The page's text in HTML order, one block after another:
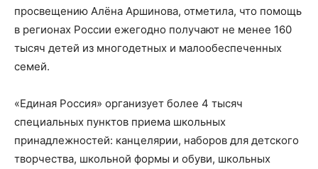
просвещению Алёна Аршинова, отметила, что помощь
в регионах России ежегодно получают не менее 160
тысяч детей из многодетных и малообеспеченных
семей.
«Единая Россия» организует более 4 тысяч
специальных пунктов приема школьных
принадлежностей: канцелярии, наборов для детского
творчества, школьной формы и обуви, школьных